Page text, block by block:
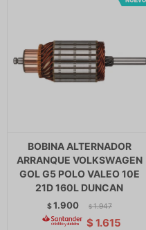
BOBINA ALTERNADOR
ARRANQUE VOLKSWAGEN
GOL G5 POLO VALEO 10E
21D 160L DUNCAN
$1.900 $ 1.947
$ 1.615